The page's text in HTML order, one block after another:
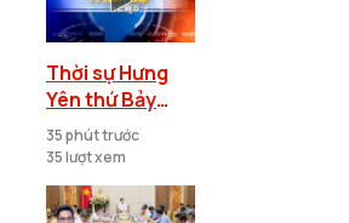
Thời sự Hưng
Yên thứ Bảy
ngày 8/8/2026
35 phút trước
35 lượt xem